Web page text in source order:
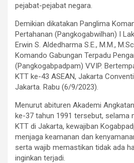
pejabat-pejabat negara.
Demikian dikatakan Panglima
Pertahanan (Pangkogabwilhan) I
Erwin S. Aldedharma S.E., M.M.,
Komando Gabungan Terpadu
(Pangkogabpadpam) VVIP.
KTT ke-43 ASEAN, Jakarta
Jakarta. Rabu (6/9/2023).
Menurut abituren Akademi
ke-37 tahun 1991 tersebut, selama
KTT di Jakarta, kewajiban
menjaga keamanan dan
serta wajib memastikan tidak ada
inginkan terjadi.